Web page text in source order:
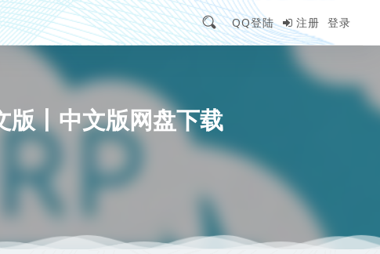
QQ登陆 注册 登录
丨中文版网盘下载